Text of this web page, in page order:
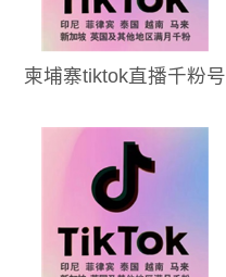
柬埔寨tiktok直播千粉号